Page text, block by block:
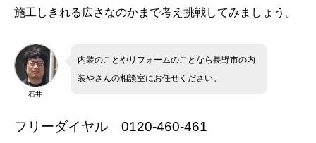
施工しきれる広さなのかまで考え挑戦してみましょう。
石井
内装のことやリフォームのことなら長野市の内
装やさんの相談室にお任せください。
フリーダイヤル 0120-460-461